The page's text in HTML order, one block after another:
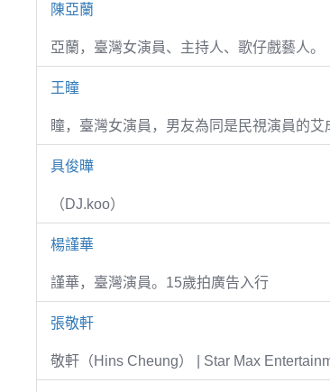
陳亞蘭
亞蘭，臺灣女演員、主持人、歌仔戲藝人。
王瞳
瞳，臺灣女演員，男友為同是民視演員的艾
具俊曄
（DJ.koo）
楊謹華
謹華，臺灣演員。15歲拍廣告入行
張敬軒
敬軒（Hins Cheung） | Star Max